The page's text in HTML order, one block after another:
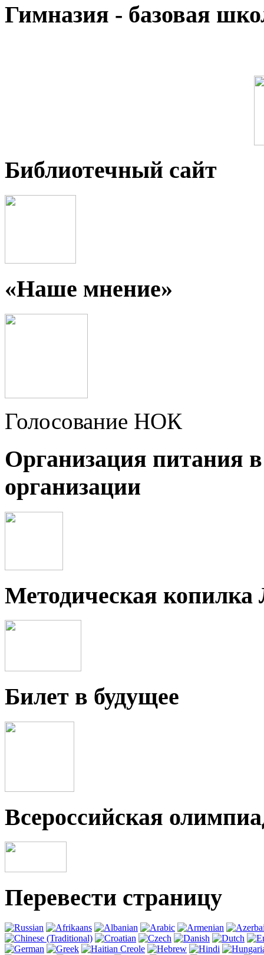
Гимназия - базовая
Библиотечный сайт
«Наше мнение»
Голосование НОК
Организация питания
организации
Методическая
Билет в будущее
Всероссийская
Перевести страницу